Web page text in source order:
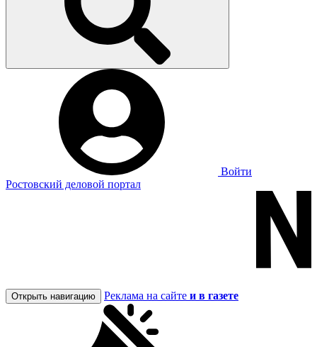
Войти
Ростовский деловой портал
Открыть навигацию Реклама на сайте и в газете